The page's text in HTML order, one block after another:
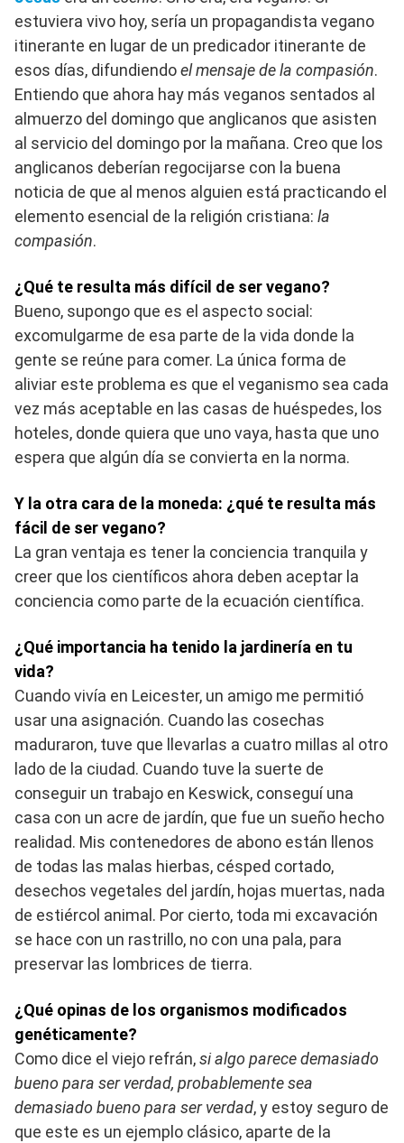
estuviera vivo hoy, sería un propagandista vegano
itinerante en lugar de un predicador itinerante de
esos días, difundiendoel mensaje de la compasión.
Entiendo que ahora hay más veganos sentados al
almuerzo del domingo que anglicanos que asisten
al servicio del domingo por la mañana. Creo que los
anglicanos deberían regocijarse con la buena
noticia de que al menos alguien está practicando el
elemento esencial de la religión cristiana: la
compasión.
¿Qué te resulta más difícil de ser vegano?
Bueno, supongo que es el aspecto social:
excomulgarme de esa parte de la vida donde la
gente se reúne para comer. La única forma de
aliviar este problema es que el veganismo sea cada
vez más aceptable en las casas de huéspedes, los
hoteles, donde quiera que uno vaya, hasta que uno
espera que algún día se convierta en la norma.
Y la otra cara de la moneda: ¿qué te resulta más
fácil de ser vegano?
La gran ventaja es tener la conciencia tranquila y
creer que los científicos ahora deben aceptar la
conciencia como parte de la ecuación científica.
¿Qué importancia ha tenido la jardinería en tu
vida?
Cuando vivía en Leicester, un amigo me permitió
usar una asignación. Cuando las cosechas
maduraron, tuve que llevarlas a cuatro millas al otro
lado de la ciudad. Cuando tuve la suerte de
conseguir un trabajo en Keswick, conseguí una
casa con un acre de jardín, que fue un sueño hecho
realidad. Mis contenedores de abono están llenos
de todas las malas hierbas, césped cortado,
desechos vegetales del jardín, hojas muertas, nada
de estiércol animal. Por cierto, toda mi excavación
se hace con un rastrillo, no con una pala, para
preservar las lombrices de tierra.
¿Qué opinas de los organismos modificados
genéticamente?
Como dice el viejo refrán,si algo parece demasiado
bueno para ser verdad, probablemente sea
demasiado bueno para ser verdad, y estoy seguro de
que este es un ejemplo clásico, aparte de la